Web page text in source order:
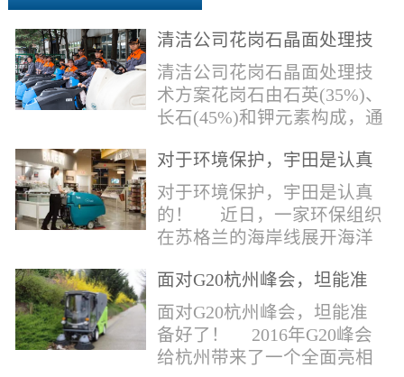
清洁公司花岗石晶面处理技
术方案
清洁公司花岗石晶面处理技
术方案花岗石由石英(35%)、
长石(45%)和钾元素构成，通
含有极少量的方解石，表面
能看出具有矿物颗粒的结晶
体，硬度比大理石硬，硬度
在6.5左右。维护比大理石容
染，花岗石的种类根据石英,
同。清洁公司花岗石晶面处
理技术方案有如下要点：
一、清洁设备、工具石材翻
对于环境保护，宇田是认真
的！
对于环境保护，宇田是认真
的！ 近日，一家环保组织
在苏格兰的海岸线展开海洋
洋塑料垃圾对英国海洋生物
所带来的影响。他们发现至
少有30个海滩存在塑料污染
的情况。 该组织发动当地
面对G20杭州峰会，坦能准
备好了！
面对G20杭州峰会，坦能准
备好了！ 2016年G20峰会
给杭州带来了一个全面亮相